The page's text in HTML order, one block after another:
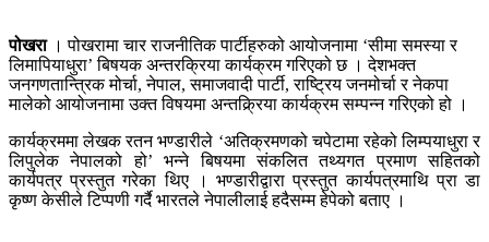
पोखरा। पोखरामा चार राजनीतिक पार्टीहरुको आयोजनामा ‘सीमा समस्या र
लिमापियाधुरा’ बिषयक अन्तरक्रिया कार्यक्रम गरिएको छ । देशभक्त
जनगणतान्त्रिक मोर्चा, नेपाल, समाजवादी पार्टी, राष्ट्रिय जनमोर्चा र नेकपा
मालेको आयोजनामा उक्त विषयमा अन्तक्र्रिया कार्यक्रम सम्पन्न गरिएको हो ।
कार्यक्रममा लेखक रतन भण्डारीले ‘अतिक्रमणको चपेटामा रहेको लिम्पयाधुरा र
लिपुलेक नेपालको हो’ भन्ने बिषयमा संकलित तथ्यगत प्रमाण सहितको
कार्यपत्र प्रस्तुत गरेका थिए । भण्डारीद्वारा प्रस्तुत कार्यपत्रमाथि प्रा डा
कृष्ण केसीले टिप्पणी गर्दै भारतले नेपालीलाई हदैसम्म हेपेको बताए ।